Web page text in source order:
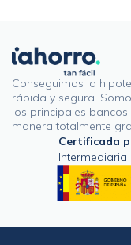
Conseguimos la
rápida y segura.
los principales
manera totalmente
Certificada
Intermediaria